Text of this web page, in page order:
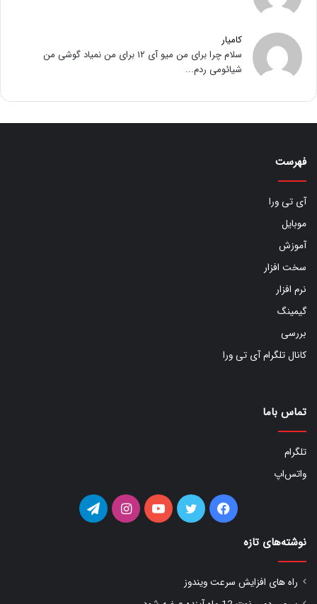
کامیار
سلام چرا برای من میو آی ۱۲ برای من نمیاد گوشی من
شیائومی ردم...
فهرست
آی تی ورا
موبایل
آموزش
سخت افزار
نرم افزار
گیمینگ
بررسی
کانال تلگرام آی تی ورا
تماس باما
تلگرام
واتس‌اپ
فیس توییتر یوتیوب اینستاگرامتلگرام
نوشته‌های تازه
راه های افزایش سرعت ویندوز